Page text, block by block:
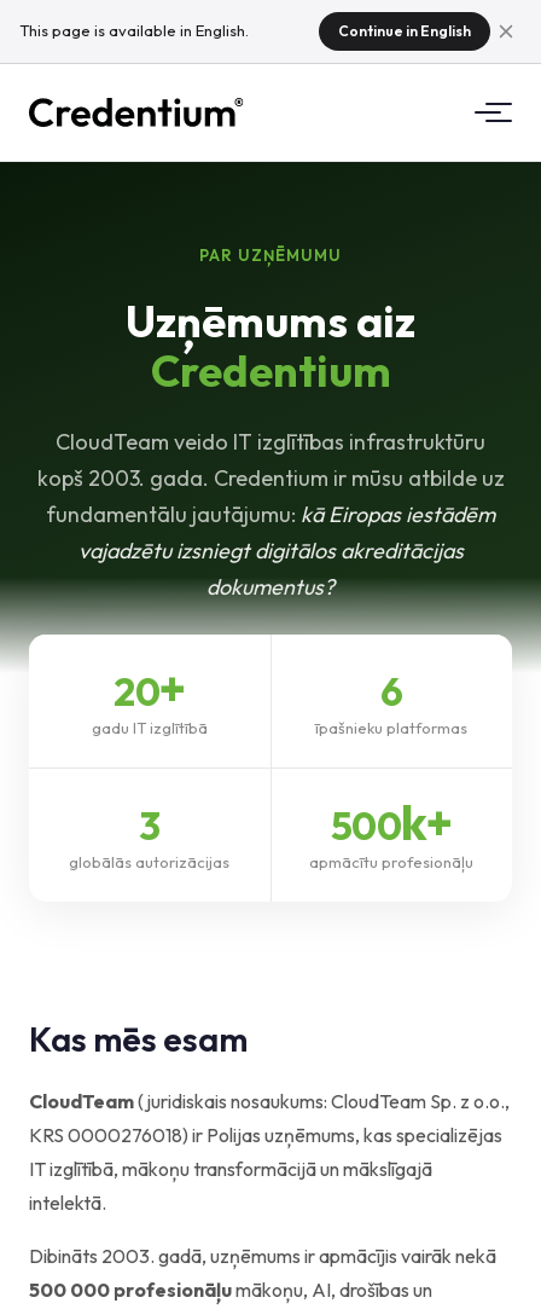
This page is available in English. Continue in English
Kāpēc Credentium
Par CloudTeam
Mācību uzņēmumiem
Pasākumu uzņēmumiem
Standarti un integrācijas
Atbalsts
PAR UZŅĒMUMU
Uzņēmums aiz
Credentium
CloudTeam veido IT izglītības infrastruktūru
kopš 2003. gada. Credentium ir mūsu atbilde uz
fundamentālu jautājumu: kā Eiropas iestādēm
vajadzētu izsniegt digitālos akreditācijas
dokumentus?
20+
gadu IT izglītībā
6
īpašnieku platformas
3
globālās autorizācijas
500k+
apmācītu profesionāļu
Kas mēs esam
CloudTeam(juridiskais nosaukums: CloudTeam Sp. z o.o.,
KRS 0000276018) ir Polijas uzņēmums, kas specializējas
IT izglītībā, mākoņu transformācijā un mākslīgajā
intelektā.
Dibināts 2003. gadā, uzņēmums ir apmācījis vairāk nekā
500 000 profesionāļumākoņu, AI, drošības un